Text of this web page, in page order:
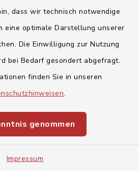
dass wir technisch notwendige
eine optimale Darstellung unserer
Die Einwilligung zur Nutzung
bei Bedarf gesondert abgefragt.
finden Sie in unseren
.
genommen
Impressum
Impressum
Sitemap